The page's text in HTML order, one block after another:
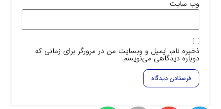
وب‌ سایت
ذخیره نام، ایمیل و وبسایت من در مرورگر برای زمانی که
دوباره دیدگاهی می‌نویسم.